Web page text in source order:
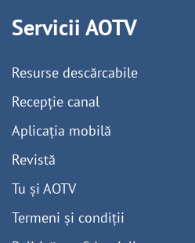
Servicii AOTV
Resurse descărcabile
Recepție canal
Aplicația mobilă
Revistă
Tu și AOTV
Termeni și condiții